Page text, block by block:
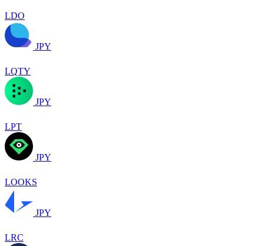
LDO
JPY
LQTY
JPY
LPT
JPY
LOOKS
JPY
LRC